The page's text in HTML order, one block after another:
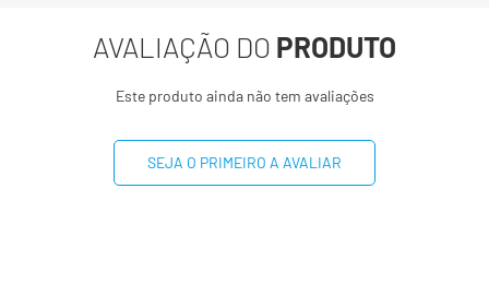
AVALIAÇÃO DO PRODUTO
Este produto ainda não tem avaliações
SEJA O PRIMEIRO A AVALIAR